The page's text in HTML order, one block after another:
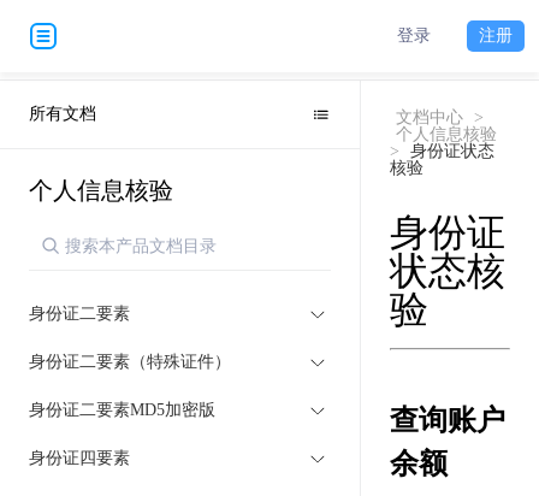
登录 注册
所有文档
个人信息核验
身份证二要素
身份证二要素（特殊证件）
身份证二要素MD5加密版
身份证四要素
文档中心
>
个人信息核验
>
身份证状态
核验
身份证
状态核
验
查询账户
余额